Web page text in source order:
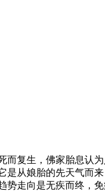
复生，佛家胎息认
从娘胎的先天气而
走向是无疾而终，